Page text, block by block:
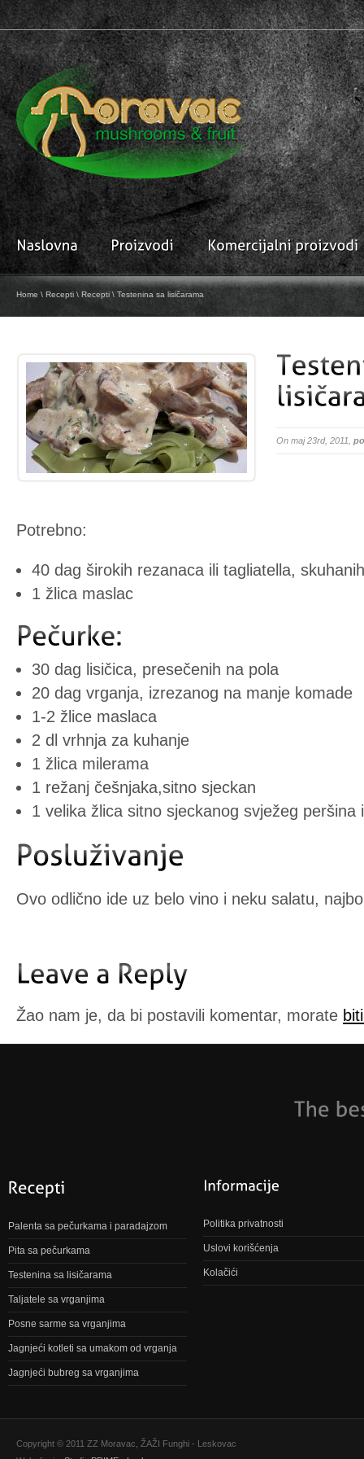
Home \ Recepti \ Recepti \ Testenina sa lisičarama
On maj 23rd, 2011,
Potrebno:
40 dag širokih rezanaca ili tagliatella,
1 žlica maslac
30 dag lisičica, presečenih na pola
20 dag vrganja, izrezanog na manje komade
1-2 žlice maslaca
2 dl vrhnja za kuhanje
1 žlica milerama
1 režanj češnjaka,sitno sjeckan
1 velika žlica sitno sjeckanog svježeg peršina
Ovo odlično ide uz belo vino i neku salatu,
Žao nam je, da bi postavili komentar, morate
Palenta sa pečurkama i paradajzom
Pita sa pečurkama
Testenina sa lisičarama
Taljatele sa vrganjima
Posne sarme sa vrganjima
Jagnjeći kotleti sa umakom od vrganja
Jagnjeći bubreg sa vrganjima
Politika privatnosti
Uslovi korišćenja
Kolačići
Copyright © 2011 ZZ Moravac, ŽAŽI Funghi - Leskovac